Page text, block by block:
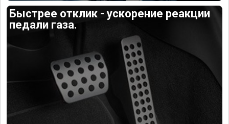
Быстрее отклик - ускорение реакции
педали газа.